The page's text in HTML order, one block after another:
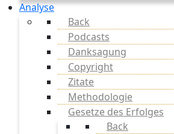
Analyse
Back
Podcasts
Danksagung
Copyright
Zitate
Methodologie
Gesetze des Erfolges
Back